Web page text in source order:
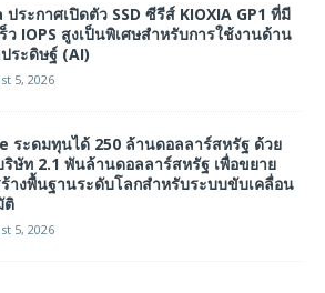
ประกาศเปิดตัว SSD ซีรีส์ KIOXIA GP1 ที่มี
ว IOPS สูงเป็นพิเศษสำหรับการใช้งานด้าน
ระดิษฐ์ (AI)
5, 2026
ระดมทุนได้ 250 ล้านดอลลาร์สหรัฐ ด้วย
ษัท 2.1 พันล้านดอลลาร์สหรัฐ เพื่อขยาย
างพื้นฐานระดับโลกสำหรับระบบขับเคลื่อน
ติ
5, 2026